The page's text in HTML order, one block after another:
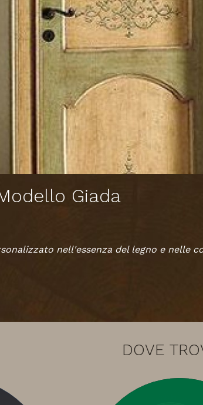
Giada
nell'essenza del legno e nelle
DOVE